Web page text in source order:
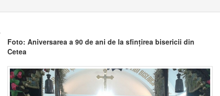
Foto: Aniversarea a 90 de ani de la sfințirea bisericii din
Cetea